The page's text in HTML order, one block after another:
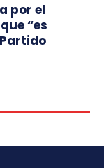
por el
“es